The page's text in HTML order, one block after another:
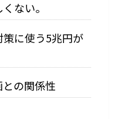
ない。
に使う5兆円が
の関係性